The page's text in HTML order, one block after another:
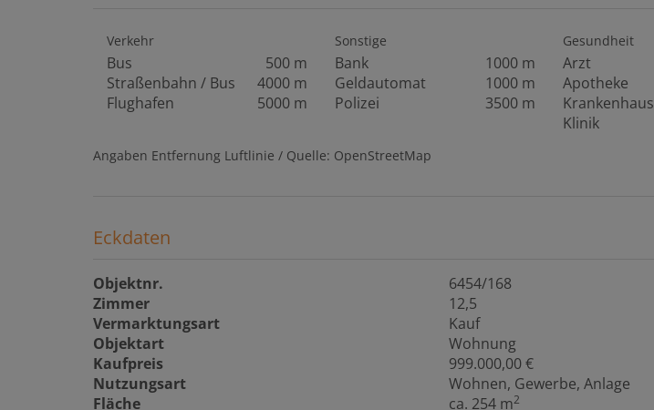
Verkehr
Bus
500 m
Straßenbahn / Bus
4000 m
Flughafen
5000 m
Sonstige
Bank
1000 m
Geldautomat
1000 m
Polizei
3500 m
Gesundheit
Arzt
Apotheke
Krankenhaus
Klinik
Angaben Entfernung Luftlinie / Quelle: OpenStreetMap
Eckdaten
Objektnr.
6454/168
Zimmer
12,5
Vermarktungsart
Kauf
Objektart
Wohnung
Kaufpreis
999.000,00 €
Nutzungsart
Wohnen Gewerbe Anlage
Fläche
ca. 254 m2